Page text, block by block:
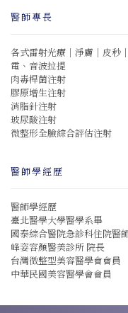
醫師專長
各式雷射光療｜淨膚｜皮秒
電、音波拉提
肉毒桿菌注射
膠原增生注射
消脂針注射
玻尿酸注射
微整形全臉綜合評估注射
醫師學經歷
醫師學經歷
臺北醫學大學醫學系畢
國泰綜合醫院急診科住院醫
峰姿容顏醫美診所 院長
台灣微整型美容醫學會會員
中華民國美容醫學會會員